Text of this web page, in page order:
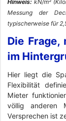
Hinweis: kN/m²
Messung der
typischerweise für
Die
im
Hier liegt die
Flexibilität
Mieter
völlig anderen
Versprechen ist